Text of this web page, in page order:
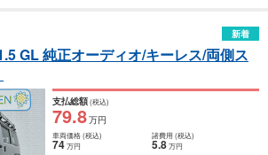
新着
GL 純正オーディオ/キーレス/両側ス
支払総額(税込)
79.8万円
車両価格(税込)
74万円
諸費用 (税込)
5.8 万円